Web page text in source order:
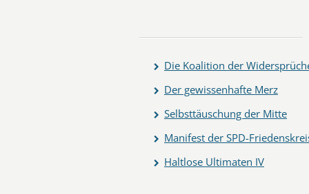
Die Koalition der
Der gewissenhafte Merz
Selbsttäuschung der Mitte
Manifest der SPD-
Haltlose Ultimaten IV